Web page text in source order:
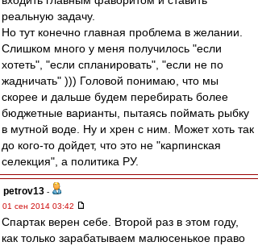
реальную задачу.
Но тут конечно главная проблема в желании.
Слишком много у меня получилось "если
хотеть", "если спланировать", "если не по
жадничать" ))) Головой понимаю, что мы
скорее и дальше будем перебирать более
бюджетные варианты, пытаясь поймать рыбку
в мутной воде. Ну и хрен с ним. Может хоть так
до кого-то дойдет, что это не "карпинская
селекция", а политика РУ.
petrov13 -
01 сен 2014 03:42
Спартак верен себе. Второй раз в этом году,
как только зарабатываем малюсенькое право